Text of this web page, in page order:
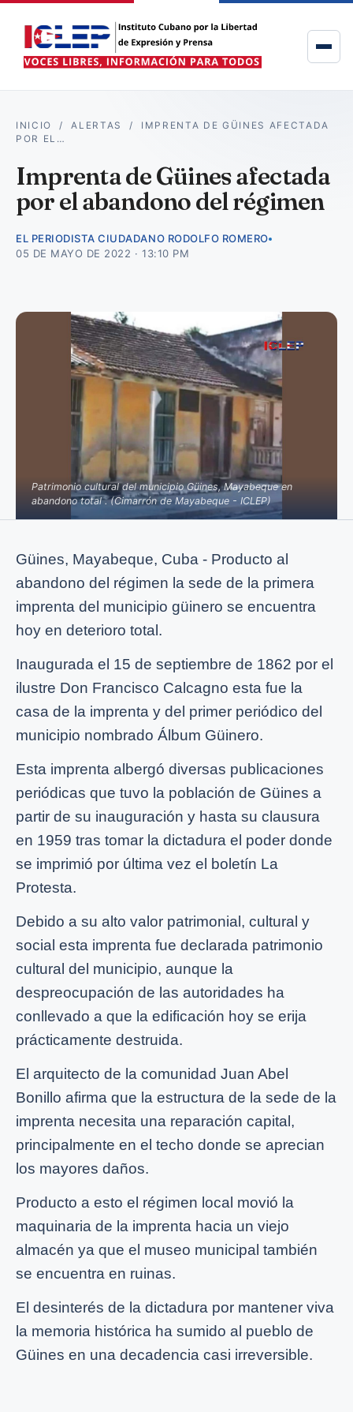
INICIO /ALERTAS / IMPRENTA DE GÜINES AFECTADA
POR EL…
Imprenta de Güines afectada
por el abandono del régimen
EL PERIODISTA CIUDADANO RODOLFO ROMERO
05 DE MAYO DE 2022 · 13:10 PM
Patrimonio cultural del municipio Güines, Mayabeque en
abandono total . (Cimarrón de Mayabeque - ICLEP)
Güines, Mayabeque, Cuba - Producto al
abandono del régimen la sede de la primera
imprenta del municipio güinero se encuentra
hoy en deterioro total.
Inaugurada el 15 de septiembre de 1862 por el
ilustre Don Francisco Calcagno esta fue la
casa de la imprenta y del primer periódico del
municipio nombrado Álbum Güinero.
Esta imprenta albergó diversas publicaciones
periódicas que tuvo la población de Güines a
partir de su inauguración y hasta su clausura
en 1959 tras tomar la dictadura el poder donde
se imprimió por última vez el boletín La
Protesta.
Debido a su alto valor patrimonial, cultural y
social esta imprenta fue declarada patrimonio
cultural del municipio, aunque la
despreocupación de las autoridades ha
conllevado a que la edificación hoy se erija
prácticamente destruida.
El arquitecto de la comunidad Juan Abel
Bonillo afirma que la estructura de la sede de la
imprenta necesita una reparación capital,
principalmente en el techo donde se aprecian
los mayores daños.
Producto a esto el régimen local movió la
maquinaria de la imprenta hacia un viejo
almacén ya que el museo municipal también
se encuentra en ruinas.
El desinterés de la dictadura por mantener viva
la memoria histórica ha sumido al pueblo de
Güines en una decadencia casi irreversible.